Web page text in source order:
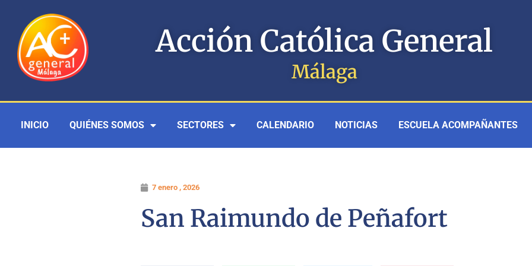
contenido
Acción Católica General
Málaga
INICIO QUIÉNES SOMOS SECTORES CALENDARIO NOTICIAS ESCUELA ACOMPAÑANTES
7 enero , 2026
San Raimundo de Peñafort